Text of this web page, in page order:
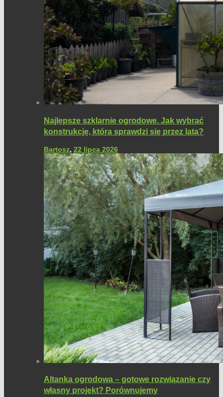
Najlepsze szklarnie ogrodowe. Jak wybrać
konstrukcję, która sprawdzi się przez lata?
Bartosz, 22 lipca 2026
Altanka ogrodowa – gotowe rozwiązanie czy
własny projekt? Porównujemy